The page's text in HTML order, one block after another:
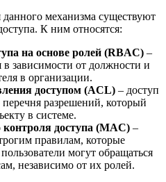
механизма существуют
К ним относятся:
на основе ролей (RBAC) –
в зависимости от должности и
в организации.
доступом (ACL) – доступ
перечня разрешений, который
в системе.
контроля доступа (MAC) –
правилам, которые
могут обращаться
независимо от их ролей.